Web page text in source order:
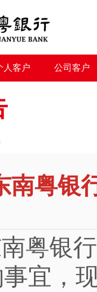
人客户 公司客户
南粤银
粤银
事宜，